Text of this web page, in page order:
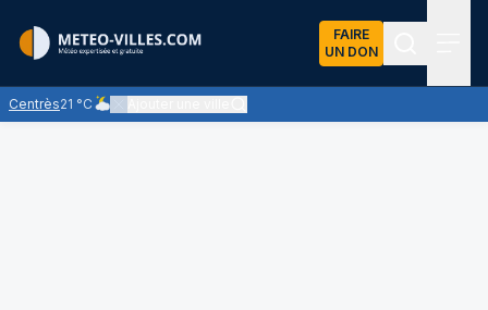
FAIRE
UN DON
Centrès21 °C
Ciel nuageux - les éclaircies et les nuages se partagent le